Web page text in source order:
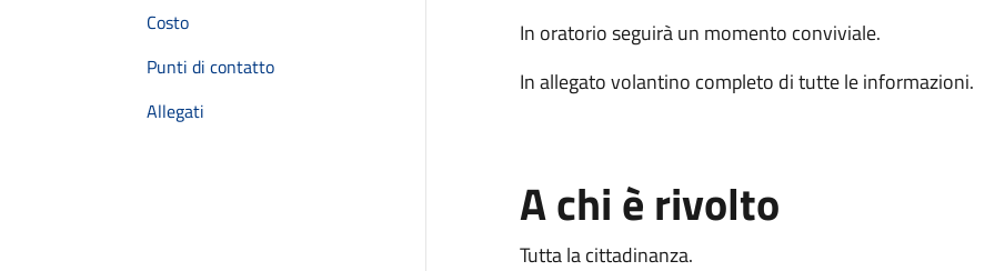
Costo
Punti di contatto
Allegati
In oratorio seguirà un momento conviviale.
In allegato volantino completo di tutte le informazioni.
A chi è rivolto
Tutta la cittadinanza.